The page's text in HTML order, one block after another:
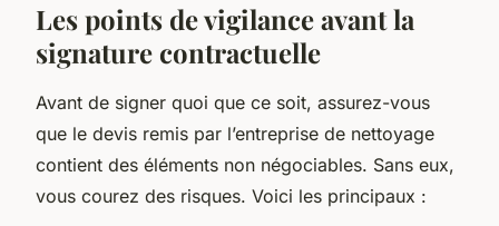
Les points de vigilance avant la
signature contractuelle
Avant de signer quoi que ce soit, assurez-vous
que le devis remis par l’entreprise de nettoyage
contient des éléments non négociables. Sans eux,
vous courez des risques. Voici les principaux :